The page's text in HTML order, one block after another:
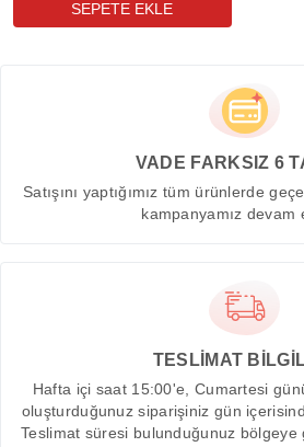
VADE FARKSIZ 6
Satışını yaptığımız tüm ürünlerde
kampanyamız devam
TESLİMAT
Hafta içi saat 15:00'e, Cumartesi
oluşturduğunuz siparişiniz gün
Teslimat süresi bulunduğunuz bölgeye